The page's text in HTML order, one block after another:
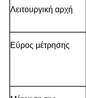
Λειτουργική αρχή
Εύρος μέτρησης